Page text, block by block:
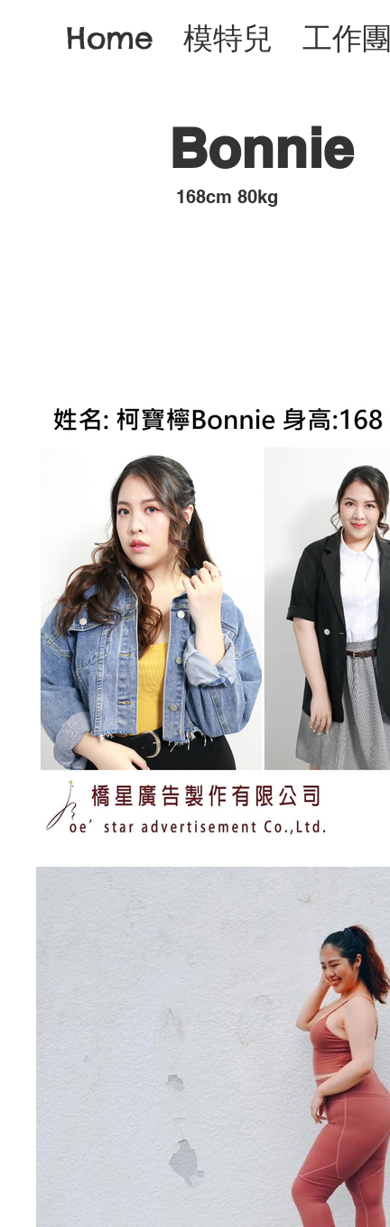
Home 模特兒 工作
Bonnie
​168cm 80kg